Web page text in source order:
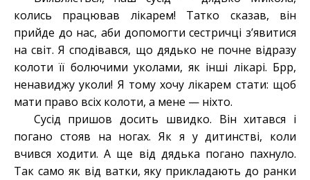
колись працював лікарем! Татко сказав, він
прийде до нас, аби допомогти сестричці з’явитися
на світ. Я сподівався, що дядько не почне відразу
колоти її болючими уколами, як інші лікарі. Брр,
ненавиджу уколи! Я тому хочу лікарем стати: щоб
мати право всіх колоти, а мене — ніхто.
Сусід пришов досить швидко. Він хитався і
погано стояв на ногах. Як я у дитинстві, коли
вчився ходити. А ще від дядька погано пахнуло.
Так само як від ватки, яку прикладають до ранки